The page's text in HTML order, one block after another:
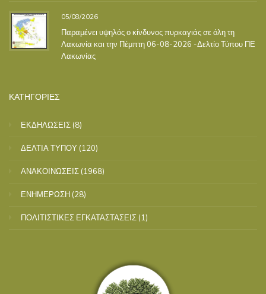
05/08/2026
Παραμένει υψηλός ο κίνδυνος πυρκαγιάς σε όλη τη
Λακωνία και την Πέμπτη 06-08-2026 -Δελτίο Τύπου ΠΕ
Λακωνίας
ΚΑΤΗΓΟΡΙΕΣ
ΕΚΔΗΛΩΣΕΙΣ (8)
ΔΕΛΤΙΑ ΤΥΠΟΥ (120)
ΑΝΑΚΟΙΝΩΣΕΙΣ (1968)
ΕΝΗΜΕΡΩΣΗ (28)
ΠΟΛΙΤΙΣΤΙΚΕΣ ΕΓΚΑΤΑΣΤΑΣΕΙΣ (1)